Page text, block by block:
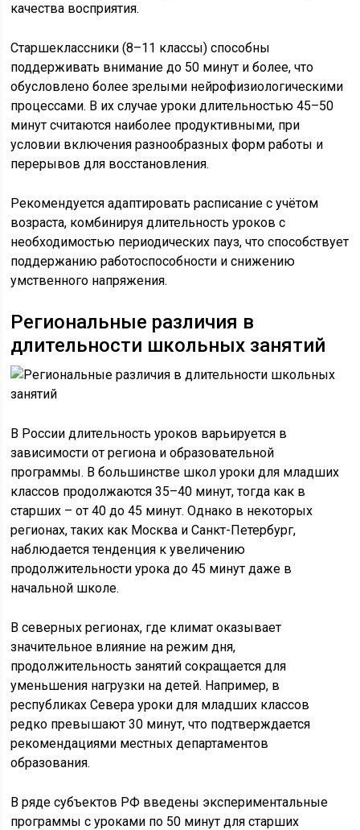
качества восприятия.
Старшеклассники (8–11 классы) способны
поддерживать внимание до 50 минут и более, что
обусловлено более зрелыми нейрофизиологическими
процессами. В их случае уроки длительностью 45–50
минут считаются наиболее продуктивными, при
условии включения разнообразных форм работы и
перерывов для восстановления.
Рекомендуется адаптировать расписание с учётом
возраста, комбинируя длительность уроков с
необходимостью периодических пауз, что способствует
поддержанию работоспособности и снижению
умственного напряжения.
Региональные различия в
длительности школьных занятий
В России длительность уроков варьируется в
зависимости от региона и образовательной
программы. В большинстве школ уроки для младших
классов продолжаются 35–40 минут, тогда как в
старших – от 40 до 45 минут. Однако в некоторых
регионах, таких как Москва и Санкт-Петербург,
наблюдается тенденция к увеличению
продолжительности урока до 45 минут даже в
начальной школе.
В северных регионах, где климат оказывает
значительное влияние на режим дня,
продолжительность занятий сокращается для
уменьшения нагрузки на детей. Например, в
республиках Севера уроки для младших классов
редко превышают 30 минут, что подтверждается
рекомендациями местных департаментов
образования.
В ряде субъектов РФ введены экспериментальные
программы с уроками по 50 минут для старших